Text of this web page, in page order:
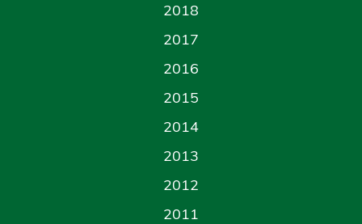
2018
2017
2016
2015
2014
2013
2012
2011